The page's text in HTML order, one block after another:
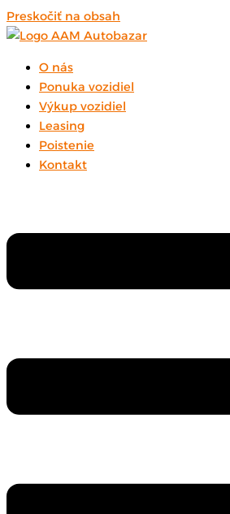
Preskočiť na obsah
O nás
Ponuka vozidiel
Výkup vozidiel
Leasing
Poistenie
Kontakt